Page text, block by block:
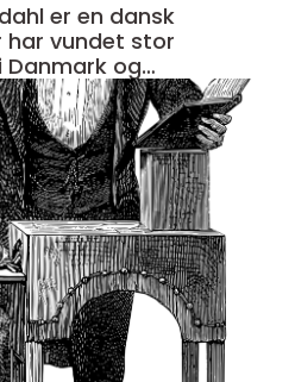
er en dansk
vundet stor
Danmark og